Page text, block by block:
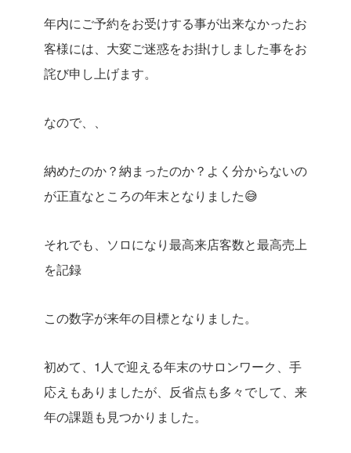
年内にご予約をお受けする事が出来なかったお
客様には、大変ご迷惑をお掛けしました事をお
詫び申し上げます。
なので、、
納めたのか？納まったのか？よく分からないの
が正直なところの年末となりました😅
それでも、ソロになり最高来店客数と最高売上
を記録
この数字が来年の目標となりました。
初めて、1人で迎える年末のサロンワーク、手
応えもありましたが、反省点も多々でして、来
年の課題も見つかりました。